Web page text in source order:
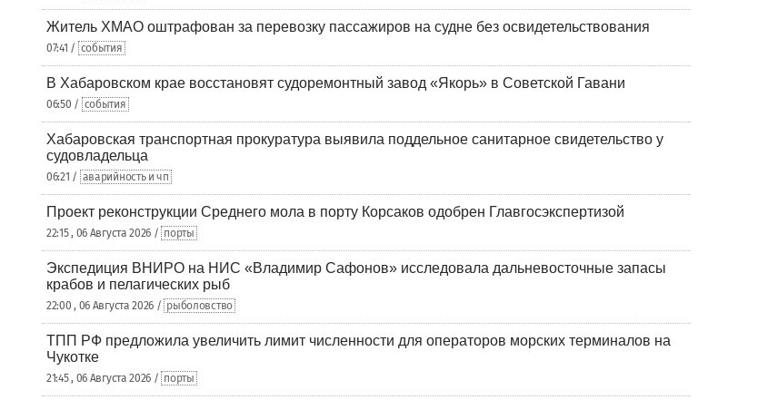
Житель ХМАО оштрафован за перевозку пассажиров на судне без освидетельствования
07:41 / события
В Хабаровском крае восстановят судоремонтный завод «Якорь» в Советской Гавани
06:50 / события
Хабаровская транспортная прокуратура выявила поддельное санитарное свидетельство у
судовладельца
06:21 / аварийность и чп
Проект реконструкции Среднего мола в порту Корсаков одобрен Главгосэкспертизой
22:15 , 06 Августа 2026 / порты
Экспедиция ВНИРО на НИС «Владимир Сафонов» исследовала дальневосточные запасы
крабов и пелагических рыб
22:00 , 06 Августа 2026 / рыболовство
ТПП РФ предложила увеличить лимит численности для операторов морских терминалов на
Чукотке
21:45 , 06 Августа 2026 / порты